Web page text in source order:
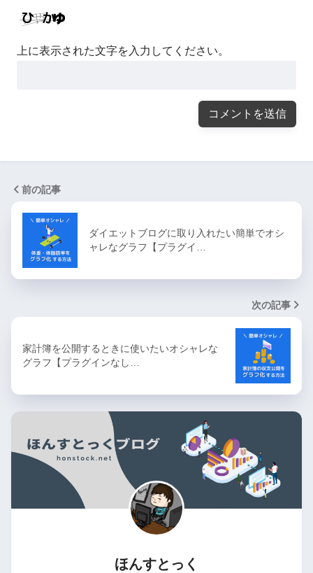
上に表示された文字を入力してください。
前の記事
ダイエットブログに取り入れたい簡単でオシ
ャレなグラフ【プラグイ…
次の記事
家計簿を公開するときに使いたいオシャレな
グラフ【プラグインなし…
ほんすとっく